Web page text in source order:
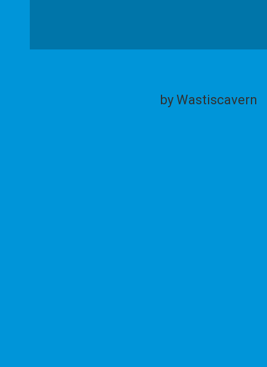
by Wastiscavern